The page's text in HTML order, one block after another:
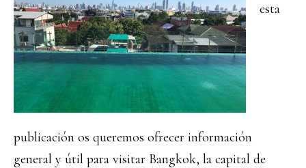
esta
publicación os queremos ofrecer información
general y útil para visitar Bangkok, la capital de